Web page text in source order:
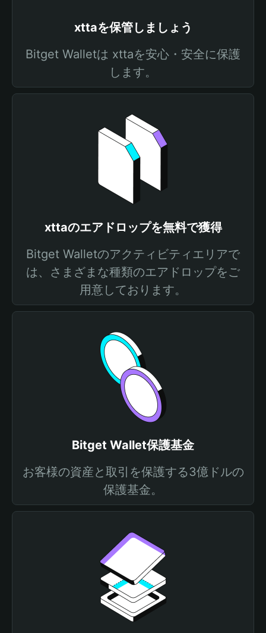
xttaを保管しましょう
Bitget Walletは xttaを安心・安全に保護
します。
xttaのエアドロップを無料で獲得
Bitget Walletのアクティビティエリアで
は、さまざまな種類のエアドロップをご
用意しております。
Bitget Wallet保護基金
お客様の資産と取引を保護する3億ドルの
保護基金。